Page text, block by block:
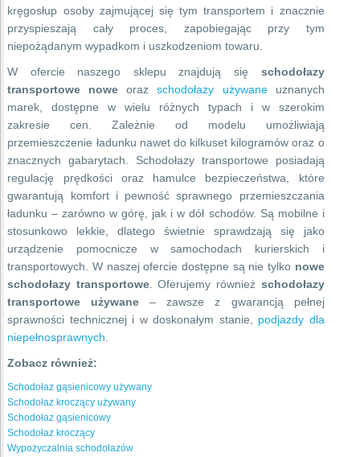
kręgosłup osoby zajmującej się tym transportem i znacznie
przyspieszają cały proces, zapobiegając przy tym
niepożądanym wypadkom i uszkodzeniom towaru.
W ofercie naszego sklepu znajdują się schodołazy
transportowe noweorazschodołazy używaneuznanych
marek, dostępne w wielu różnych typach i w szerokim
zakresie cen. Zależnie od modelu umożliwiają
przemieszczenie ładunku nawet do kilkuset kilogramów oraz o
znacznych gabarytach. Schodołazy transportowe posiadają
regulację prędkości oraz hamulce bezpieczeństwa, które
gwarantują komfort i pewność sprawnego przemieszczania
ładunku – zarówno w górę, jak i w dół schodów. Są mobilne i
stosunkowo lekkie, dlatego świetnie sprawdzają się jako
urządzenie pomocnicze w samochodach kurierskich i
transportowych. W naszej ofercie dostępne są nie tylko nowe
schodołazy transportowe. Oferujemy również schodołazy
transportowe używane – zawsze z gwarancją pełnej
sprawności technicznej i w doskonałym stanie, podjazdy dla
niepełnosprawnych
Zobacz również:
Schodołaz gąsienicowy używany
Schodołaz kroczący używany
Schodołaz gąsienicowy
Schodołaz kroczący
Wypożyczalnia schodołazów